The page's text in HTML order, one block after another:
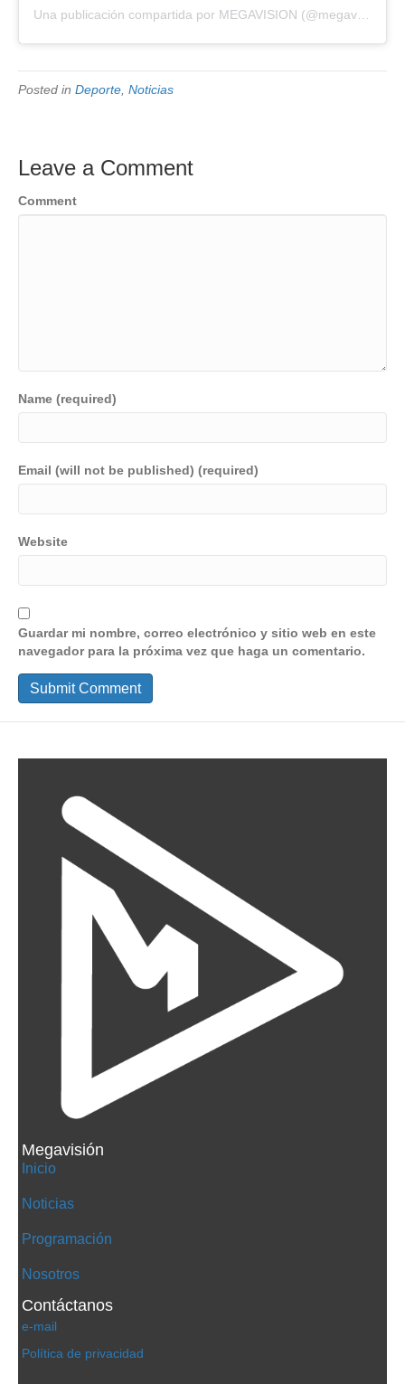
Posted in Deporte Noticias
Leave a Comment
Comment
Name (required)
Email (will not be published) (required)
Website
Guardar mi nombre, correo electrónico y sitio web en este
navegador para la próxima vez que haga un comentario.
Megavisión
Inicio
Noticias
Programación
Nosotros
Contáctanos
e-mail
Política de privacidad